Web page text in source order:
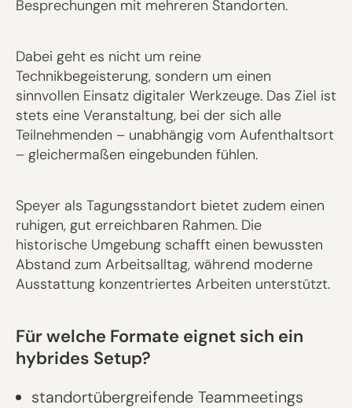
Besprechungen mit mehreren Standorten.
Dabei geht es nicht um reine
Technikbegeisterung, sondern um einen
sinnvollen Einsatz digitaler Werkzeuge. Das Ziel ist
stets eine Veranstaltung, bei der sich alle
Teilnehmenden – unabhängig vom Aufenthaltsort
– gleichermaßen eingebunden fühlen.
Speyer als Tagungsstandort bietet zudem einen
ruhigen, gut erreichbaren Rahmen. Die
historische Umgebung schafft einen bewussten
Abstand zum Arbeitsalltag, während moderne
Ausstattung konzentriertes Arbeiten unterstützt.
Für welche Formate eignet sich ein
hybrides Setup?
standortübergreifende Teammeetings